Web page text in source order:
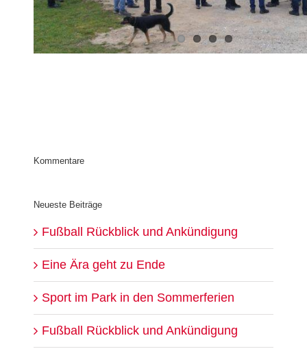
Kommentare
Neueste Beiträge
Fußball Rückblick und Ankündigung
Eine Ära geht zu Ende
Sport im Park in den Sommerferien
Fußball Rückblick und Ankündigung